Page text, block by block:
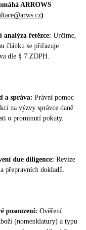
ARROWS
)
analýza řetězce: Určíme,
článku se přiřazuje
dle § 7 ZDPH.
a správa: Právní pomoc
na výzvy správce daně
o prominutí pokuty.
due diligence: Revize
přepravních dokladů.
posouzení: Ověření
(nomenklatury) a typu